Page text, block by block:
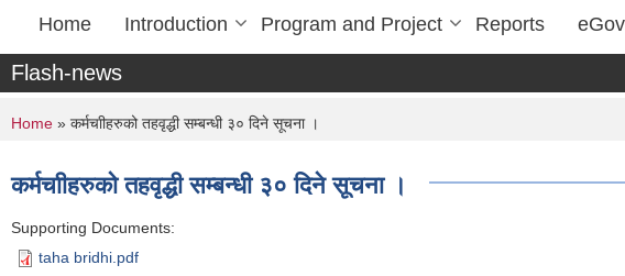
Home Introduction Program and Project Reports
Flash-news
You are here
Home » कर्मचाीहरुको तहवृद्धी सम्बन्धी ३० दिने सूचना ।
कर्मचाीहरुको तहवृद्धी सम्बन्धी ३० दिने सूचना ।
Supporting Documents:
taha bridhi.pdf